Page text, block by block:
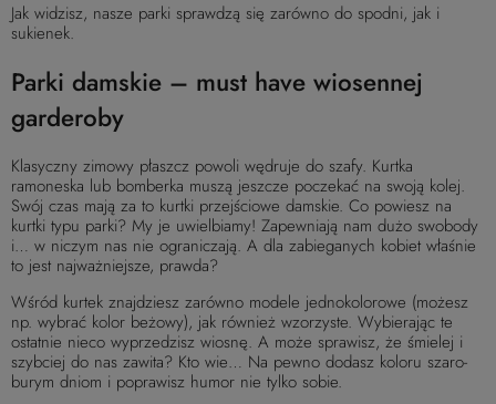
Jak widzisz, nasze parki sprawdzą się zarówno do spodni, jak i
sukienek.
Parki damskie – must have wiosennej
garderoby
Klasyczny zimowy płaszcz powoli wędruje do szafy. Kurtka
ramoneska lub bomberka muszą jeszcze poczekać na swoją kolej.
Swój czas mają za to kurtki przejściowe damskie. Co powiesz na
kurtki typu parki? My je uwielbiamy! Zapewniają nam dużo swobody
i… w niczym nas nie ograniczają. A dla zabieganych kobiet właśnie
to jest najważniejsze, prawda?
Wśród kurtek znajdziesz zarówno modele jednokolorowe (możesz
np. wybrać kolor beżowy), jak również wzorzyste. Wybierając te
ostatnie nieco wyprzedzisz wiosnę. A może sprawisz, że śmielej i
szybciej do nas zawita? Kto wie… Na pewno dodasz koloru szaro-
burym dniom i poprawisz humor nie tylko sobie.